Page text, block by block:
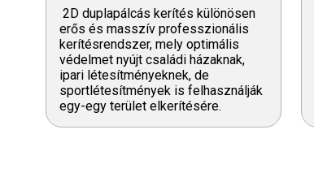
2D duplapálcás kerítés különösen
erős és masszív professzionális
kerítésrendszer, mely optimális
védelmet nyújt családi házaknak,
ipari létesítményeknek, de
sportlétesítmények is felhasználják
egy-egy terület elkerítésére.